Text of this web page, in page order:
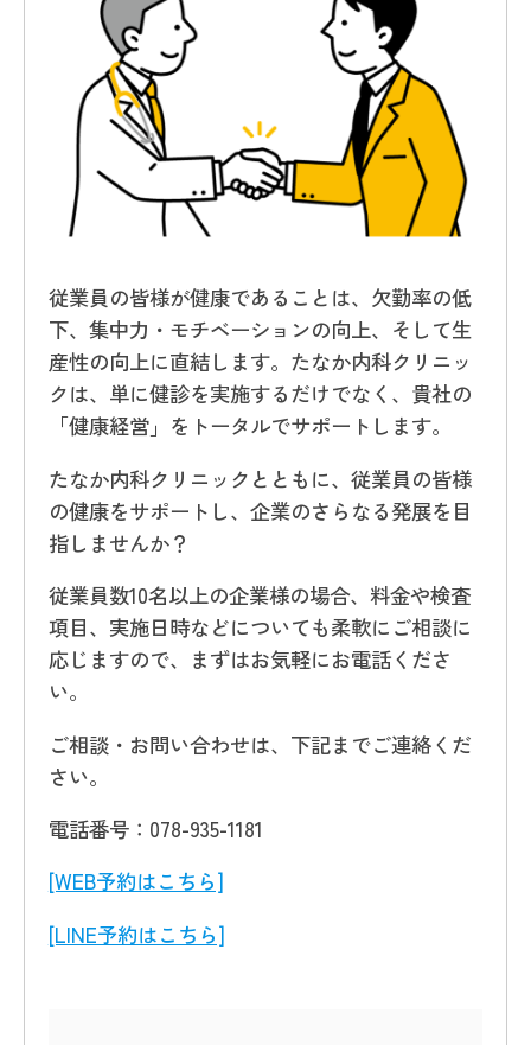
従業員の皆様が健康であることは、欠勤率の低
下、集中力・モチベーションの向上、そして生
産性の向上に直結します。たなか内科クリニッ
クは、単に健診を実施するだけでなく、貴社の
「健康経営」をトータルでサポートします。
たなか内科クリニックとともに、従業員の皆様
の健康をサポートし、企業のさらなる発展を目
指しませんか？
従業員数10名以上の企業様の場合、料金や検査
項目、実施日時などについても柔軟にご相談に
応じますので、まずはお気軽にお電話くださ
い。
ご相談・お問い合わせは、下記までご連絡くだ
さい。
電話番号：078-935-1181
[WEB予約はこちら]
[LINE予約はこちら]